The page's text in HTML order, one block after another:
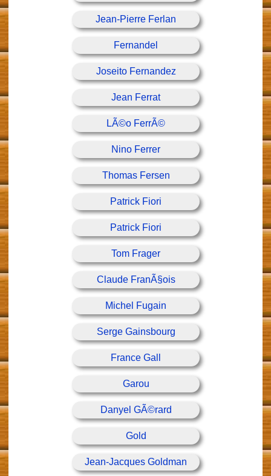
Jean-Pierre Ferlan
Fernandel
Joseito Fernandez
Jean Ferrat
LÃ©o FerrÃ©
Nino Ferrer
Thomas Fersen
Patrick Fiori
Patrick Fiori
Tom Frager
Claude FranÃ§ois
Michel Fugain
Serge Gainsbourg
France Gall
Garou
Danyel GÃ©rard
Gold
Jean-Jacques Goldman